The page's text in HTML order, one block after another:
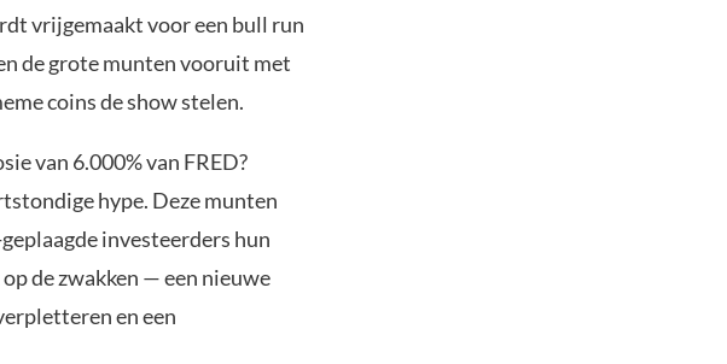
vrijgemaakt voor een bull run
de grote munten vooruit met
coins de show stelen.
van 6.000% van FRED?
hype. Deze munten
investeerders hun
de zwakken — een nieuwe
en een